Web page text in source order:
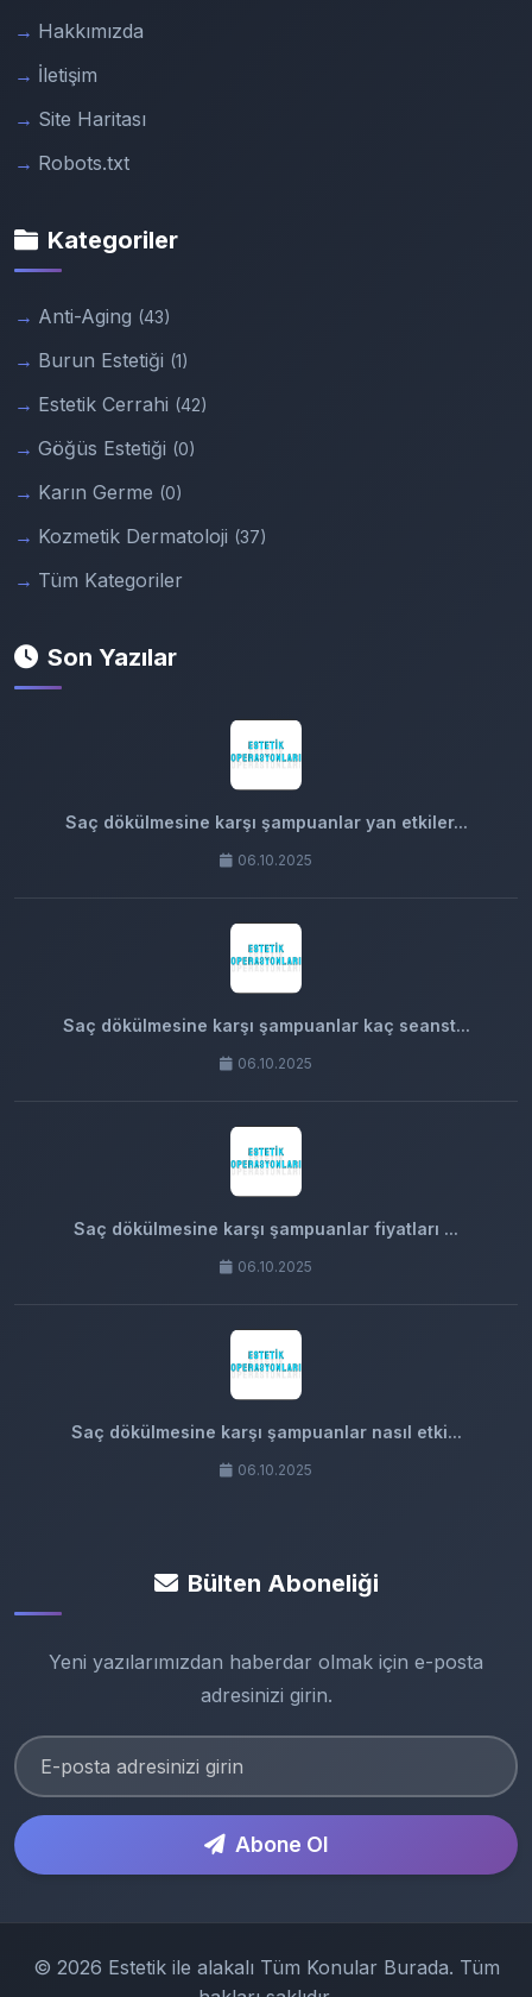
Hakkımızda
İletişim
Site Haritası
Robots.txt
Kategoriler
Anti-Aging (43)
Burun Estetiği (1)
Estetik Cerrahi (42)
Göğüs Estetiği (0)
Karın Germe (0)
Kozmetik Dermatoloji (37)
Tüm Kategoriler
Son Yazılar
Saç dökülmesine karşı şampuanlar yan etkiler...
06.10.2025
Saç dökülmesine karşı şampuanlar kaç seanst...
06.10.2025
Saç dökülmesine karşı şampuanlar fiyatları ...
06.10.2025
Saç dökülmesine karşı şampuanlar nasıl etki...
06.10.2025
Bülten Aboneliği
Yeni yazılarımızdan haberdar olmak için e-posta
adresinizi girin.
Abone Ol
© 2026 Estetik ile alakalı Tüm Konular Burada. Tüm